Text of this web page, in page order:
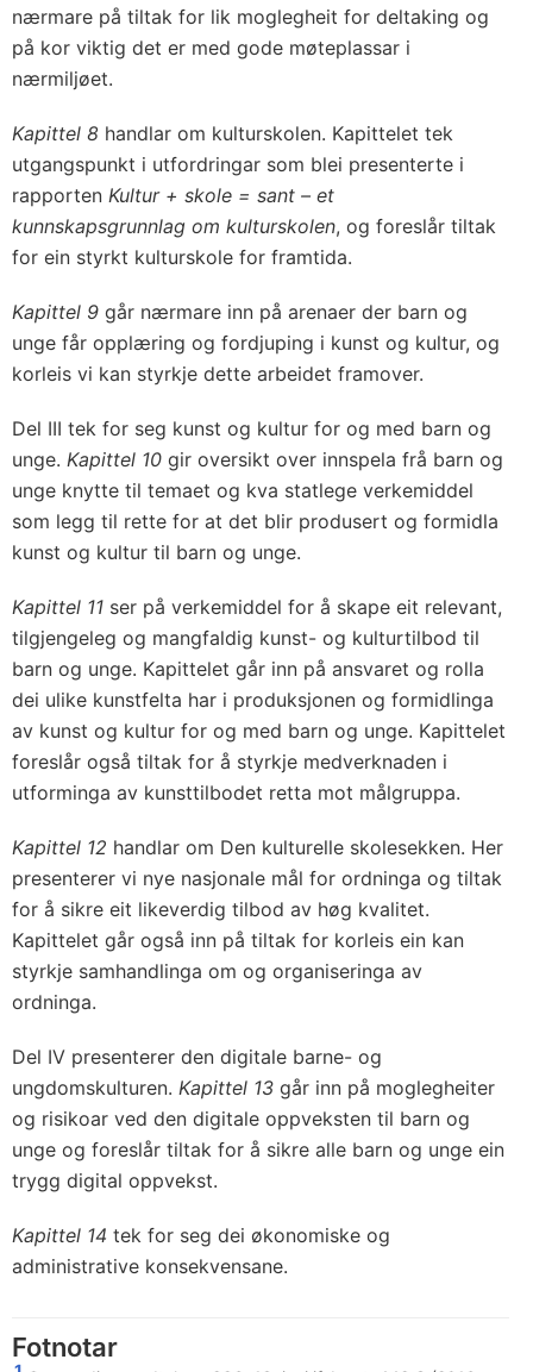
nærmare på tiltak for lik moglegheit for deltaking og
på kor viktig det er med gode møteplassar i
nærmiljøet.
Kapittel 8 handlar om kulturskolen. Kapittelet tek
utgangspunkt i utfordringar som blei presenterte i
rapporten Kultur + skole = sant – et
kunnskapsgrunnlag om kulturskolen, og foreslår tiltak
for ein styrkt kulturskole for framtida.
Kapittel 9 går nærmare inn på arenaer der barn og
unge får opplæring og fordjuping i kunst og kultur, og
korleis vi kan styrkje dette arbeidet framover.
Del III tek for seg kunst og kultur for og med barn og
unge. Kapittel 10 gir oversikt over innspela frå barn og
unge knytte til temaet og kva statlege verkemiddel
som legg til rette for at det blir produsert og formidla
kunst og kultur til barn og unge.
Kapittel 11 ser på verkemiddel for å skape eit relevant,
tilgjengeleg og mangfaldig kunst- og kulturtilbod til
barn og unge. Kapittelet går inn på ansvaret og rolla
dei ulike kunstfelta har i produksjonen og formidlinga
av kunst og kultur for og med barn og unge. Kapittelet
foreslår også tiltak for å styrkje medverknaden i
utforminga av kunsttilbodet retta mot målgruppa.
Kapittel 12 handlar om Den kulturelle skolesekken. Her
presenterer vi nye nasjonale mål for ordninga og tiltak
for å sikre eit likeverdig tilbod av høg kvalitet.
Kapittelet går også inn på tiltak for korleis ein kan
styrkje samhandlinga om og organiseringa av
ordninga.
Del IV presenterer den digitale barne- og
ungdomskulturen. Kapittel 13 går inn på moglegheiter
og risikoar ved den digitale oppveksten til barn og
unge og foreslår tiltak for å sikre alle barn og unge ein
trygg digital oppvekst.
Kapittel 14 tek for seg dei økonomiske og
administrative konsekvensane.
Fotnotar